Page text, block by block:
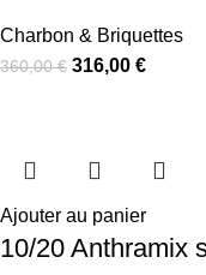
Charbon & Briquettes
360,00€ 316,00 €
Ajouter au panier
10/20 Anthramix